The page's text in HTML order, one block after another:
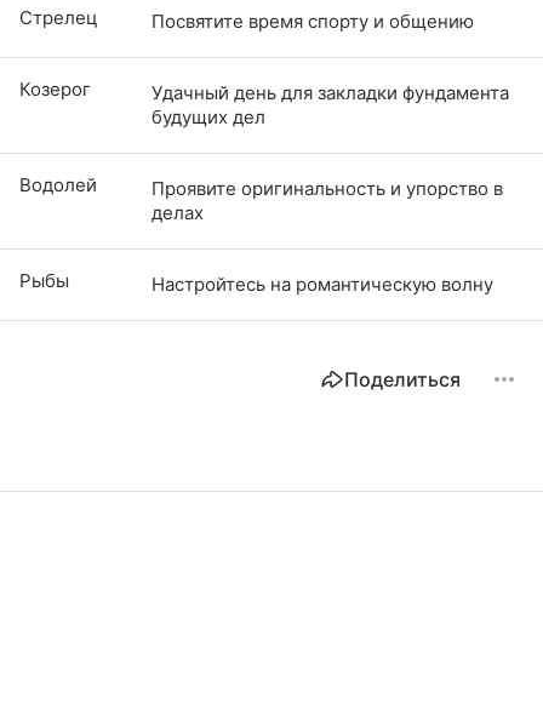
Стрелец Посвятите время спорту и общению
Козерог
Удачный день для закладки фундамента
будущих дел
Водолей
Проявите оригинальность и упорство в
делах
Рыбы Настройтесь на романтическую волну
Поделиться